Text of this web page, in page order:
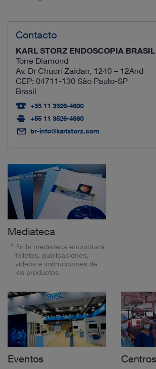
Contacto
KARL STORZ ENDOSCOPIA
Torre Diamond
Av. Dr Chucri Zaidan, 1240 – 12And
CEP: 04711-130 São Paulo-SP
Brasil
+55 11 3526-4600
+55 11 3526-4680
br-info@karlstorz.com
Mediateca
En la mediateca encontrará
folletos, publicaciones,
vídeos e instrucciones de
los productos
Eventos